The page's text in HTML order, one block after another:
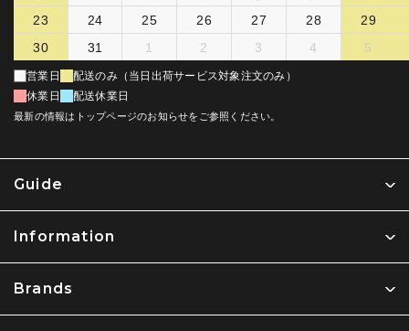
Guide
Information
Brands
23
24 25 26 27 28
29
30
31 1 2 3 4 5
営業日
配送のみ（当日出荷サービス対象注文のみ）
休業日
配送休業日
最新の情報はトップページのお知らせをご参照ください。